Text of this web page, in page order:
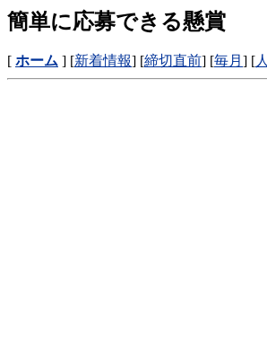
簡単に応募できる懸賞
[ ホーム ] [新着情報] [締切直前] [毎月 ] [